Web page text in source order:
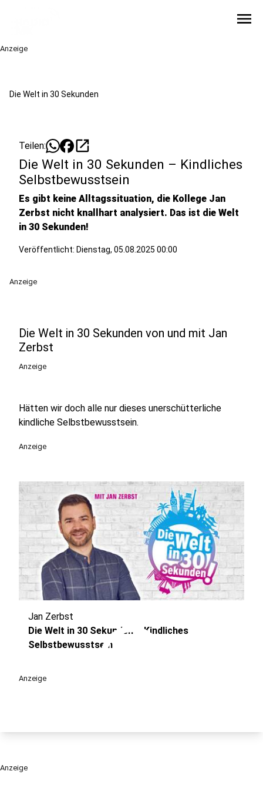
menu
Anzeige
Die Welt in 30 Sekunden
Teilen: open_in_new
Die Welt in 30 Sekunden – Kindliches
Selbstbewusstsein
Es gibt keine Alltagssituation, die Kollege Jan
Zerbst nicht knallhart analysiert. Das ist die Welt
in 30 Sekunden!
Veröffentlicht: Dienstag, 05.08.2025 00:00
Anzeige
Die Welt in 30 Sekunden von und mit Jan
Zerbst
Anzeige
Hätten wir doch alle nur dieses unerschütterliche
kindliche Selbstbewusstsein.
Anzeige
play_circle
Jan Zerbst
Die Welt in 30 Sekunden – Kindliches
Selbstbewusstsein
Anzeige
Anzeige